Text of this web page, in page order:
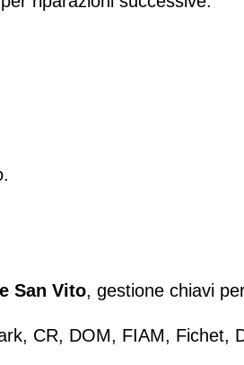
San Vito, gestione chiavi
, CR, DOM, FIAM, Fichet,